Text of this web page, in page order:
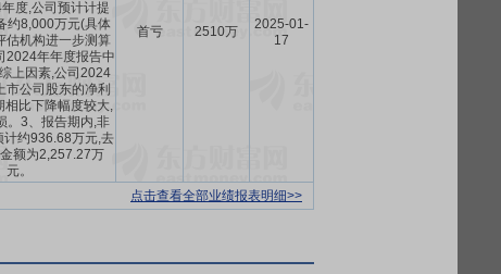
度,公司预计计提
约8,000万元(具体
估机构进一步测算
2024年年度报告中
上因素,公司2024
市公司股东的净利
相比下降幅度较大,
。3、报告期内,非
计约936.68万元,去
额为2,257.27万
元。
首亏 2510万
2025-01-
17
点击查看全部业绩报表明细>>